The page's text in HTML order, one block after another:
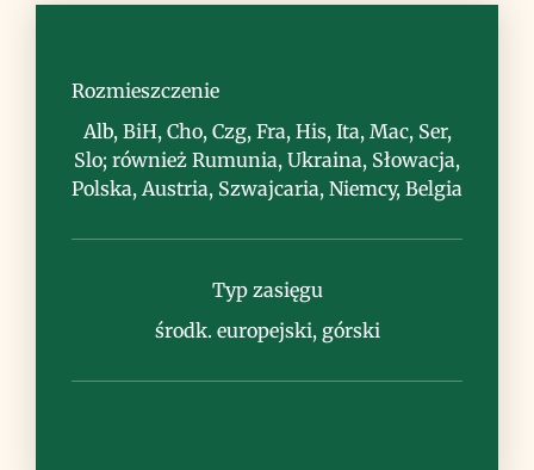
Rozmieszczenie
Alb, BiH, Cho, Czg, Fra, His, Ita, Mac, Ser,
Slo; również Rumunia, Ukraina, Słowacja,
Polska, Austria, Szwajcaria, Niemcy, Belgia
Typ zasięgu
środk. europejski, górski